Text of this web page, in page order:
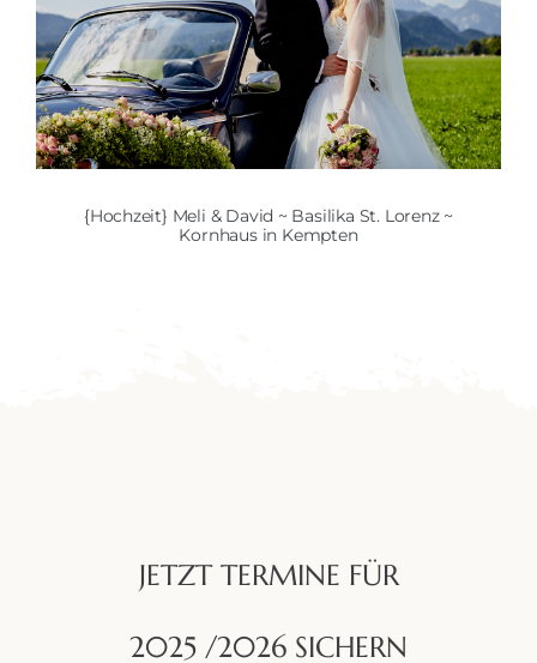
{Hochzeit} Meli & David ~ Basilika St. Lorenz ~
Kornhaus in Kempten
JETZT TERMINE FÜR
2025 /2026 SICHERN